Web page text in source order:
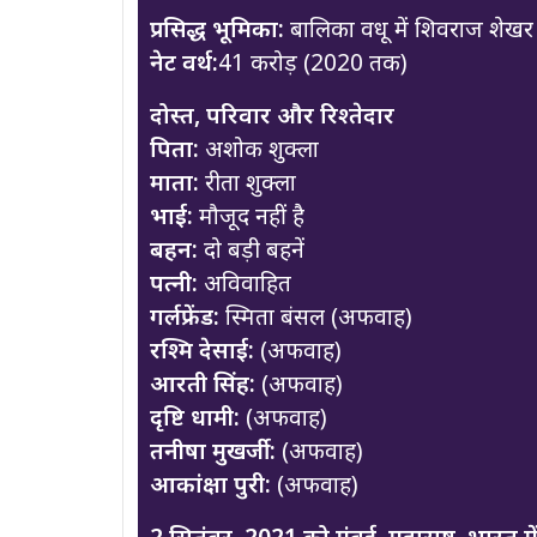
प्रसिद्ध भूमिका: बालिका वधू में शिवराज शेखर
नेट वर्थ:41 करोड़ (2020 तक)
दोस्त, परिवार और रिश्तेदार
पिता: अशोक शुक्ला
माता: रीता शुक्ला
भाई: मौजूद नहीं है
बहन: दो बड़ी बहनें
पत्नी: अविवाहित
गर्लफ्रेंड: स्मिता बंसल (अफवाह)
रश्मि देसाई: (अफवाह)
आरती सिंह: (अफवाह)
दृष्टि धामी: (अफवाह)
तनीषा मुखर्जी: (अफवाह)
आकांक्षा पुरी: (अफवाह)